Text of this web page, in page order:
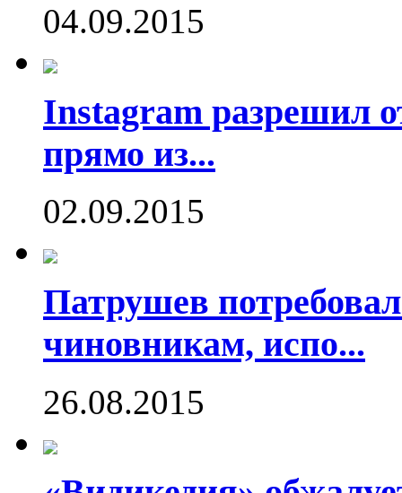
04.09.2015
Instagram разрешил
прямо из...
02.09.2015
Патрушев
чиновникам, испо...
26.08.2015